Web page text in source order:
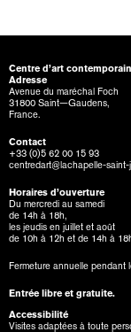
Centre d’art
Adresse
Avenue du maréchal Foch
31800 Saint—Gaudens,
France.
Contact
+33 (0)5 62 00 15 93
centredart@lachapelle-
Horaires d’ouverture
Du mercredi au samedi
de 14h à 18h,
les jeudis en juillet et août
de 10h à 12h et de 14h à
Fermeture annuelle pendant
Entrée libre et gratuite.
Accessibilité
Visites adaptées à toute